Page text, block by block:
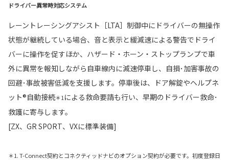
ドライバー異常時対応システム
レーントレーシングアシスト［LTA］制御中にドライバーの無操作
状態が継続している場合、音と表示と緩減速による警告でドライ
バーに操作を促すほか、ハザード・ホーン・ストップランプで車
外に異常を報知しながら自車線内に減速停車し、自損･加害事故の
回避･事故被害低減を支援します。停車後は、ドア解錠やヘルプネ
ット®自動接続＊1 による救命要請も行い、早期のドライバー救命･
救護に寄与します。
[ZX、GR SPORT、VXに標準装備]
＊1. T-Connect契約とコネクティッドナビのオプション契約が必要です。初度登録日